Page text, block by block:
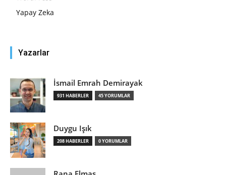
Yapay Zeka
Yazarlar
İsmail Emrah Demirayak
931 HABERLER 45 YORUMLAR
Duygu Işık
208 HABERLER 0 YORUMLAR